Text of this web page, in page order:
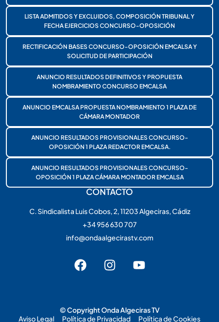
LISTA ADMITIDOS Y EXCLUIDOS, COMPOSICIÓN TRIBUNAL Y
FECHA EJERCICIOS CONCURSO-OPOSICIÓN
RECTIFICACIÓN BASES CONCURSO-OPOSICIÓN EMCALSA Y
SOLICITUD DE PARTICIPACIÓN
ANUNCIO RESULTADOS DEFINITIVOS Y PROPUESTA
NOMBRAMIENTO CONCURSO EMCALSA
ANUNCIO EMCALSA PROPUESTA NOMBRAMIENTO 1 PLAZA DE
CÁMARA MONTADOR
ANUNCIO RESULTADOS PROVISIONALES CONCURSO-
OPOSICIÓN 1 PLAZA REDACTOR EMCALSA.
ANUNCIO RESULTADOS PROVISIONALES CONCURSO-
OPOSICIÓN 1 PLAZA CÁMARA MONTADOR EMCALSA
CONTACTO
C. Sindicalista Luis Cobos, 2, 11203 Algeciras, Cádiz
+34 956 630 707
info@ondaalgecirastv.com
© Copyright Onda Algeciras TV
Aviso Legal
Política de Privacidad Política de Cookies